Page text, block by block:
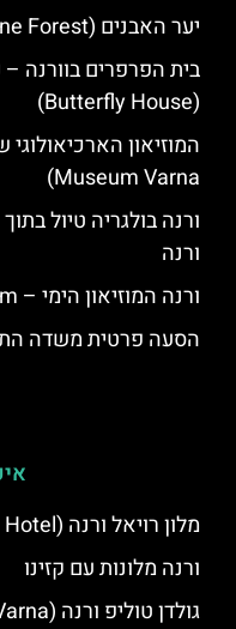
יער האבנים (Stone Forest) ליד ורנה
בית הפרפרים בוורנה
(Butterfly House)
Museum Varna)
ורנה בולגריה טיול
ורנה
ורנה המוזיאון הימי – Naval Museum
הסעה פרטית משדה
מלון רויאל ורנה (Royal Hotel) – סקירה
ורנה מלונות עם קזינו
גולדן טוליפ ורנה (Golden Tulip Varna) – סקירה